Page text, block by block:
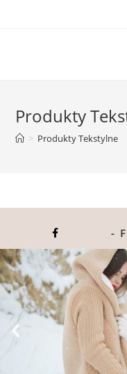
Produkty
> Produkty Tekstylne
-